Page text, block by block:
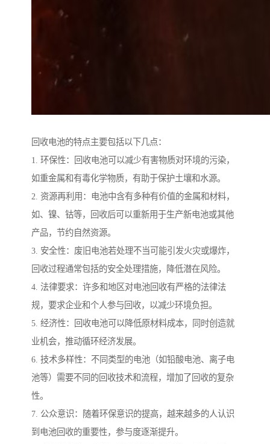
回收电池的特点主要包括以下几点：
1. 环保性：回收电池可以减少有害物质对环境的污染，
如重金属和有毒化学物质，有助于保护土壤和水源。
2. 资源再利用：电池中含有多种有价值的金属和材料，
如、镍、钴等，回收后可以重新用于生产新电池或其他
产品，节约自然资源。
3. 安全性：废旧电池若处理不当可能引发火灾或爆炸，
回收过程通常包括的安全处理措施，降低潜在风险。
4. 法律要求：许多和地区对电池回收有严格的法律法
规，要求企业和个人参与回收，以减少环境负担。
5. 经济性：回收电池可以降低原材料成本，同时创造就
业机会，推动循环经济发展。
6. 技术多样性：不同类型的电池（如铅酸电池、离子电
池等）需要不同的回收技术和流程，增加了回收的复杂
性。
7. 公众意识：随着环保意识的提高，越来越多的人认识
到电池回收的重要性，参与度逐渐提升。